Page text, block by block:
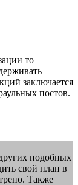
то
заключается
постов.
подобных
свой план в
Также